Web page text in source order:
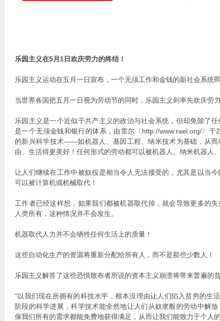
乐园主义在5月1日欢庆劳力的终结！
乐园主义运动在五月一日宣布，一个无须工作和金钱的新社会系统
当世界各国把五月一日视为劳动节的同时，乐园主义则率先欢庆劳
乐园主义是一个近似于共产主义的政治与社会系统，但却免除了
是一个无须金钱和银行的体系，由雷尔〈http://www.rael.org/〉于
的新兴科学技术——如机器人、基因工程、纳米技术为基础，从而
由、生活得更美好！任何形式的劳动都可以被机器人、纳米机器人
让人们继续在工作中被奴役是相当令人无法接受的，尤其是以当
可以被计算机或机械取代！
工作者已经这样想，如果我们都被机器取代掉，就会导致更多的
人类所有，这种情况并不会发生。
机器取代人力并不会牺牲任何生活上的质量！
这些自动化生产的资源将重新分配给所有人，而不是那些少数人！
乐园主义解答了这些恐惧散布者所说的资本主义崩溃将带来普遍的
“以我们现在所拥有的科技水平，根本没理由让人们陷入贫穷的生
阶段的科学进展，科学技术能全然地让人们从奴隶般的劳动中解
保我们所有的需求都能免费地获得满足，从而让我们能致力于个人